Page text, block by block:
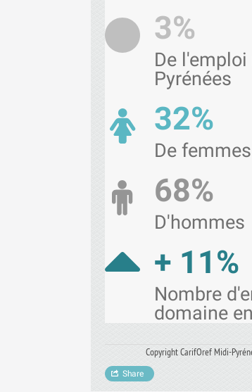
3%
De
Pyrénées
32%
De femmes
68%
D'hommes
+ 11%
Nombre
domaine
Copyright CarifOref Midi-
Share